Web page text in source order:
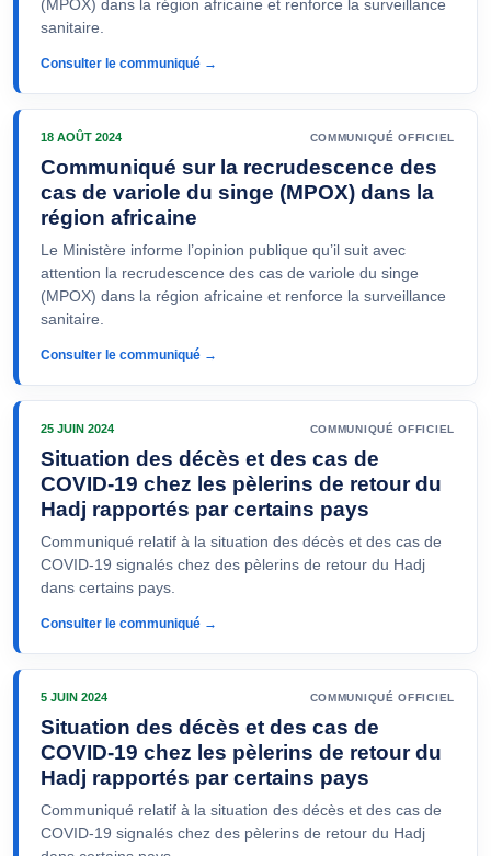
(MPOX) dans la région africaine et renforce la surveillance
sanitaire.
Consulter le communiqué →
18 AOÛT 2024 COMMUNIQUÉ OFFICIEL
Communiqué sur la recrudescence des
cas de variole du singe (MPOX) dans la
région africaine
Le Ministère informe l’opinion publique qu’il suit avec
attention la recrudescence des cas de variole du singe
(MPOX) dans la région africaine et renforce la surveillance
sanitaire.
Consulter le communiqué →
25 JUIN 2024 COMMUNIQUÉ OFFICIEL
Situation des décès et des cas de
COVID-19 chez les pèlerins de retour du
Hadj rapportés par certains pays
Communiqué relatif à la situation des décès et des cas de
COVID-19 signalés chez des pèlerins de retour du Hadj
dans certains pays.
Consulter le communiqué →
5 JUIN 2024 COMMUNIQUÉ OFFICIEL
Situation des décès et des cas de
COVID-19 chez les pèlerins de retour du
Hadj rapportés par certains pays
Communiqué relatif à la situation des décès et des cas de
COVID-19 signalés chez des pèlerins de retour du Hadj